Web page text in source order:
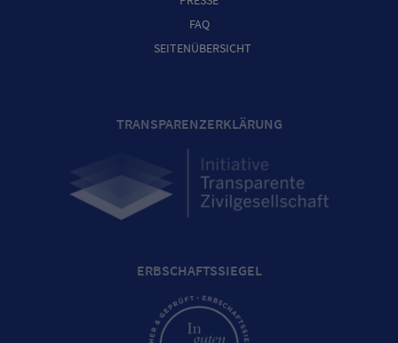
FAQ
SEITENÜBERSICHT
TRANSPARENZERKLÄRUNG
ERBSCHAFTSSIEGEL